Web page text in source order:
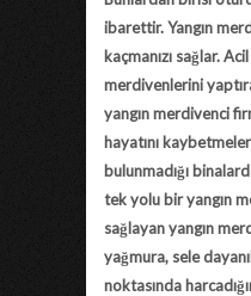
ibarettir. Yangın
kaçmanızı sağlar.
merdivenlerini
yangın merdivenci
hayatını
bulunmadığı
tek yolu bir yangın
sağlayan yangın
yağmura, sele
noktasında